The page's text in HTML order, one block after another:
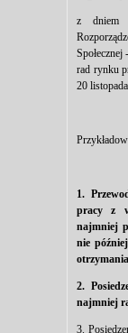
z dniem
rad rynku
20
1.
pracy z
najmniej
nie
2.
najmniej
3.